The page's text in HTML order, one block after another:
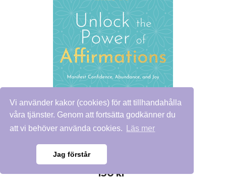
Vi använder kakor (cookies) för att tillhandahålla
våra tjänster. Genom att fortsätta godkänner du
att vi behöver använda cookies.
Läs mer
Jag förstår
21 Days to Unlock the Power of Affirmations
150 kr